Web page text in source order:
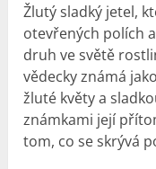
Žlutý sladký jetel,
otevřených polích
druh ve světě
vědecky známá
žluté květy a
známkami její
tom, co se skrývá